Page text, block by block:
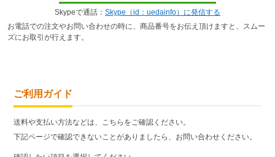
Skypeで通話： Skype（id：uedainfo）に発信する
お電話での注文やお問い合わせの時に、商品番号をお伝え頂けますと、スムー
ズにお取引が行えます。
ご利用ガイド
送料や支払い方法などは、こちらをご確認ください。
下記ページで確認できないことがありましたら、お問い合わせください。